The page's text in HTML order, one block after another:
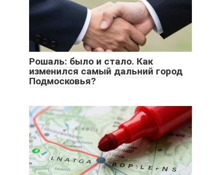
Рошаль: было и стало. Как
изменился самый дальний город
Подмосковья?